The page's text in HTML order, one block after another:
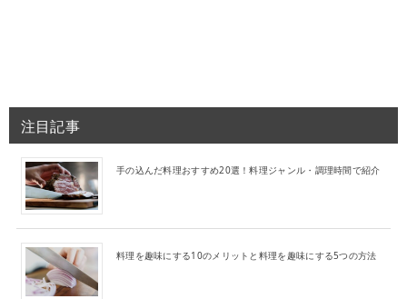
注目記事
手の込んだ料理おすすめ20選！料理ジャンル・調理時間で紹介
料理を趣味にする10のメリットと料理を趣味にする5つの方法